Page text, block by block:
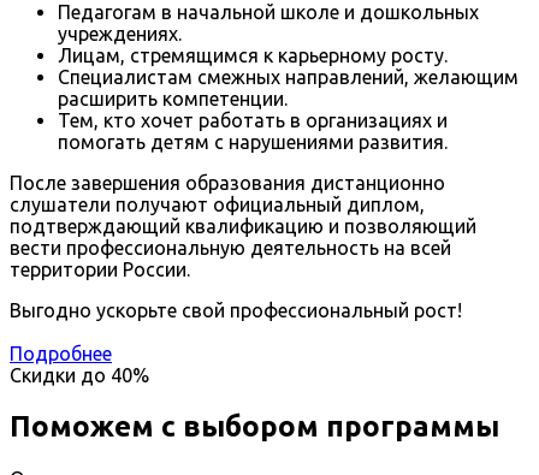
Педагогам в начальной школе и дошкольных
учреждениях.
Лицам, стремящимся к карьерному росту.
Специалистам смежных направлений, желающим
расширить компетенции.
Тем, кто хочет работать в организациях и
помогать детям с нарушениями развития.
После завершения образования дистанционно
слушатели получают официальный диплом,
подтверждающий квалификацию и позволяющий
вести профессиональную деятельность на всей
территории России.
Выгодно ускорьте свой профессиональный рост!
Подробнее
Скидки до 40%
Поможем с выбором программы